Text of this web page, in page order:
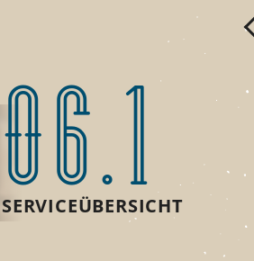
06.1
SERVICEÜBERSICHT